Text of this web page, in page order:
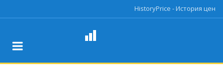
HistoryPrice - История цен